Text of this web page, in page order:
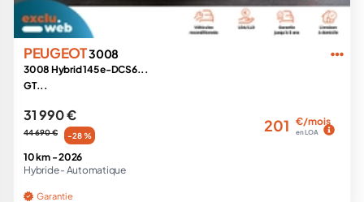
PEUGEOT3008
3008 Hybrid 145 e-DCS6...
GT...
31 990 €
44 690 € -28 %
201 €/mois
en LOA
10 km -2026
Hybride - Automatique
Garantie